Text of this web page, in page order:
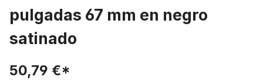
pulgadas 67 mm en negro
satinado
50,79 €*